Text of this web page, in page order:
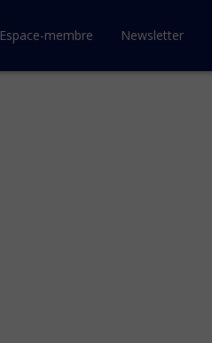
Espace-membre Newsletter